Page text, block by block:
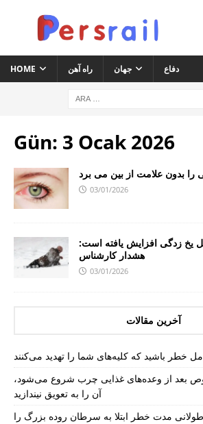
HOME راه آهن جهان دفاع
Gün: 3 Ocak 2026
را بدون علامت از بین می برد
03/01/2026
یخ زدگی افزایش یافته است:
هشدار کارشناس
03/01/2026
آخرین مقالات
بعد از وعده‌های غذایی چرب شروع می‌شود،
آن را به تعویق نیندازید
طولانی مدت خطر ابتلا به سرطان روده بزرگ را